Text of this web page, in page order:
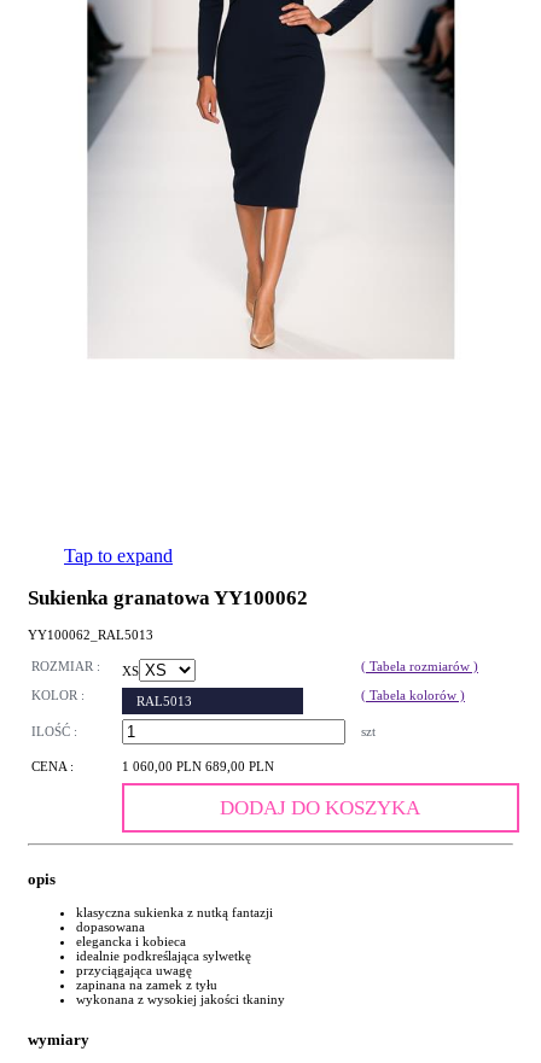
Tap to expand
Sukienka granatowa YY100062
YY100062_RAL5013
ROZMIAR : XS
( Tabela rozmiarów )
KOLOR :
RAL5013 ( Tabela kolorów )
ILOŚĆ : szt
CENA : 1 060,00 PLN 689,00 PLN
DODAJ DO KOSZYKA
opis
klasyczna sukienka z nutką fantazji
dopasowana
elegancka i kobieca
idealnie podkreślająca sylwetkę
przyciągająca uwagę
zapinana na zamek z tyłu
wykonana z wysokiej jakości tkaniny
wymiary